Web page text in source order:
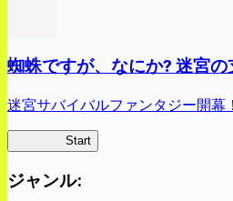
蜘蛛ですが、なにか? 迷宮の
迷宮サバイバルファンタジー開幕！
Start
ジャンル: